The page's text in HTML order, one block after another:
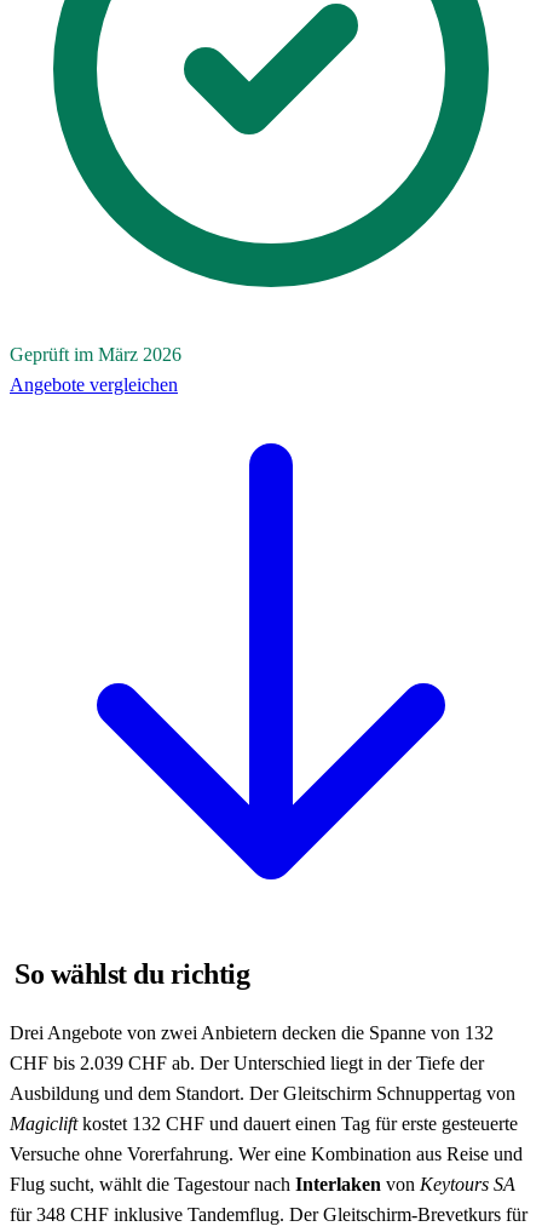
Geprüft im März 2026
Angebote vergleichen
So wählst du richtig
Drei Angebote von zwei Anbietern decken die Spanne von 132
CHF bis 2.039 CHF ab. Der Unterschied liegt in der Tiefe der
Ausbildung und dem Standort. Der Gleitschirm Schnuppertag von
Magicliftkostet 132 CHF und dauert einen Tag für erste gesteuerte
Versuche ohne Vorerfahrung. Wer eine Kombination aus Reise und
Flug sucht, wählt die Tagestour nach Interlaken von Keytours SA
für 348 CHF inklusive Tandemflug. Der Gleitschirm-Brevetkurs für